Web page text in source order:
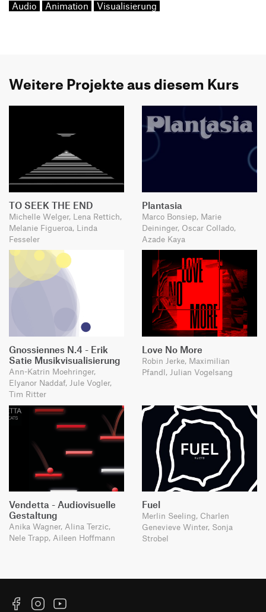
Audio Animation Visualisierung
Weitere Projekte aus diesem Kurs
TO SEEK THE END
Michelle Welger, Lena Rettich,
Melanie Figueroa, Linda
Fesseler
Plantasia
Marco Bonsiep, Marie
Deininger, Oscar Collado,
Azade Kaya
Gnossiennes N.4 - Erik
Satie Musikvisualisierung
Ann-Katrin Moehringer,
Elyanor Naddaf, Jule Vogler,
Tim Ritter
Love No More
Robin Jerke, Maximilian
Pfandl, Julian Vogelsang
Vendetta - Audiovisuelle
Gestaltung
Anika Wagner, Alina Terzic,
Nele Trapp, Aileen Hoffmann
Fuel
Merlin Seeling, Charlen
Genevieve Winter, Sonja
Strobel
FacebookInstagramYouTube